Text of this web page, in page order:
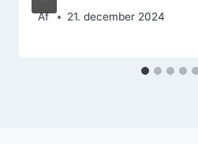
Af 21. december 2024